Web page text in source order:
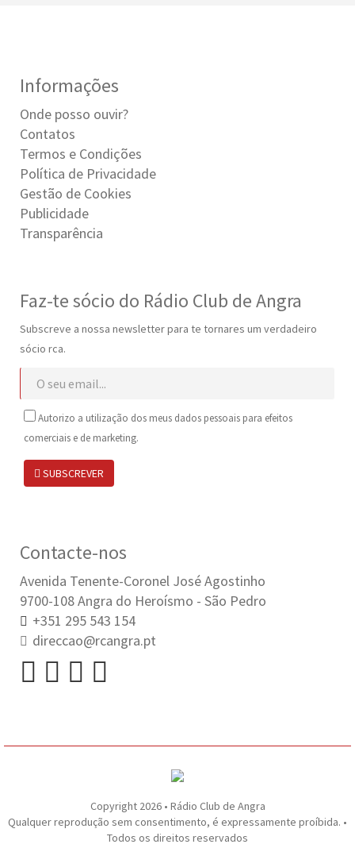
Informações
Onde posso ouvir?
Contatos
Termos e Condições
Política de Privacidade
Gestão de Cookies
Publicidade
Transparência
Faz-te sócio do Rádio Club de Angra
Subscreve a nossa newsletter para te tornares um verdadeiro
sócio rca.
Autorizo a utilização dos meus dados pessoais para efeitos
comerciais e de marketing.
SUBSCREVER
Contacte-nos
Avenida Tenente-Coronel José Agostinho
9700-108 Angra do Heroísmo - São Pedro
+351 295 543 154
direccao@rcangra.pt
Copyright 2026 • Rádio Club de Angra
Qualquer reprodução sem consentimento, é expressamente proíbida. •
Todos os direitos reservados